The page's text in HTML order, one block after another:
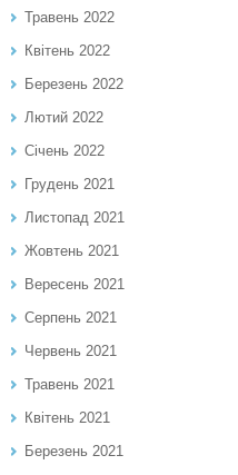
Травень 2022
Квітень 2022
Березень 2022
Лютий 2022
Січень 2022
Грудень 2021
Листопад 2021
Жовтень 2021
Вересень 2021
Серпень 2021
Червень 2021
Травень 2021
Квітень 2021
Березень 2021